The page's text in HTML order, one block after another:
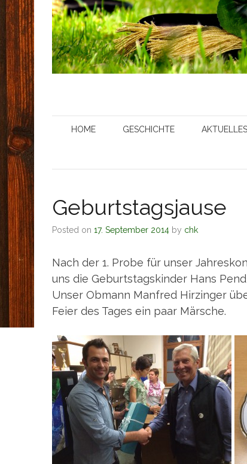
HOME GESCHICHTE AKTUELLES
Geburtstagsjause
Posted on 17. September 2014 by chk
Nach der 1. Probe für unser
uns die Geburtstagskinder Hans
Unser Obmann Manfred Hirzinger
Feier des Tages ein paar Märsche.